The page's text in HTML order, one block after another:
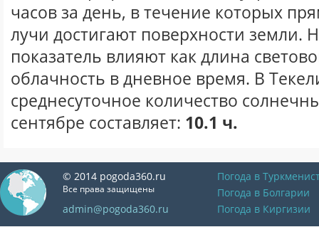
часов за день, в течение которых
лучи достигают поверхности земли.
показатель влияют как длина
облачность в дневное время. В
среднесуточное количество
сентябре составляет: 10.1 ч.
© 2014 pogoda360.ru
Все права защищены
admin@pogoda360.ru
Погода в
Погода в Болгарии
Погода в Киргизии